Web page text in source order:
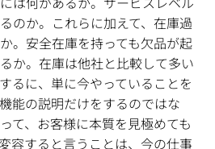
のか。これらに加えて、在庫過
。安全在庫を持っても欠品が起
か。在庫は他社と比較して多い
るに、単に今やっていることを
能の説明だけをするのではな
て、お客様に本質を見極めても
容すると言うことは、今の仕事